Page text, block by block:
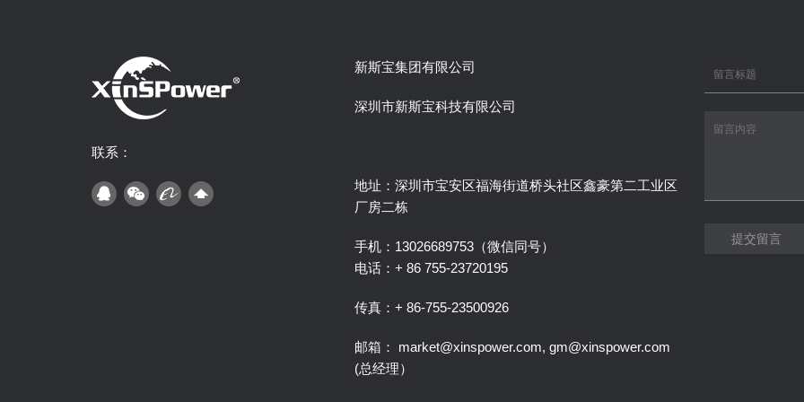
联系：
新斯宝集团有限公司
深圳市新斯宝科技有限公司
地址：深圳市宝安区福海街道桥头社区鑫豪第二工业区
厂房二栋
手机：13026689753（微信同号）
电话：+ 86 755-23720195
传真：+ 86-755-23500926
邮箱： market@xinspower.com, gm@xinspower.com
(总经理）
提交留言